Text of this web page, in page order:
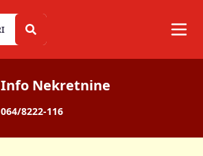
Info Nekretnine
064/8222-116